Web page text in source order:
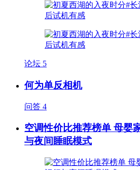
论坛 5
何为单反相机
问答 4
空调性价比推荐榜单 母婴
与夜间睡眠模式